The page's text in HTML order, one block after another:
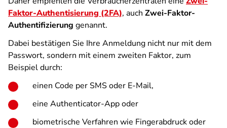
Faktor-Authentisierung (2FA), auch Zwei-Faktor-
Authentifizierung genannt.
Dabei bestätigen Sie Ihre Anmeldung nicht nur mit dem
Passwort, sondern mit einem zweiten Faktor, zum
Beispiel durch:
einen Code per SMS oder E-Mail,
eine Authenticator-App oder
biometrische Verfahren wie Fingerabdruck oder